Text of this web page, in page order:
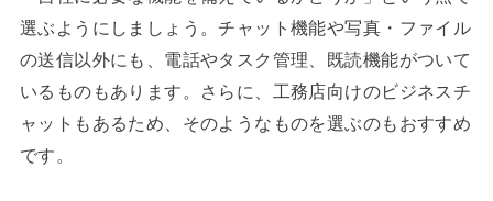
選ぶようにしましょう。チャット機能や写真・ファイル
の送信以外にも、電話やタスク管理、既読機能がついて
いるものもあります。さらに、工務店向けのビジネスチ
ャットもあるため、そのようなものを選ぶのもおすすめ
です。